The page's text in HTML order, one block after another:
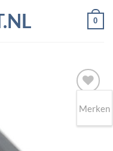
0
Toevoegen
Merken